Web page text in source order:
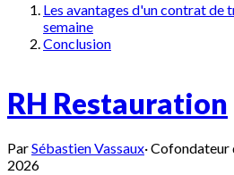
Les avantages d'un contrat de
semaine
Conclusion
RH Restauration
ParSébastien Vassaux·Cofondateur
2026